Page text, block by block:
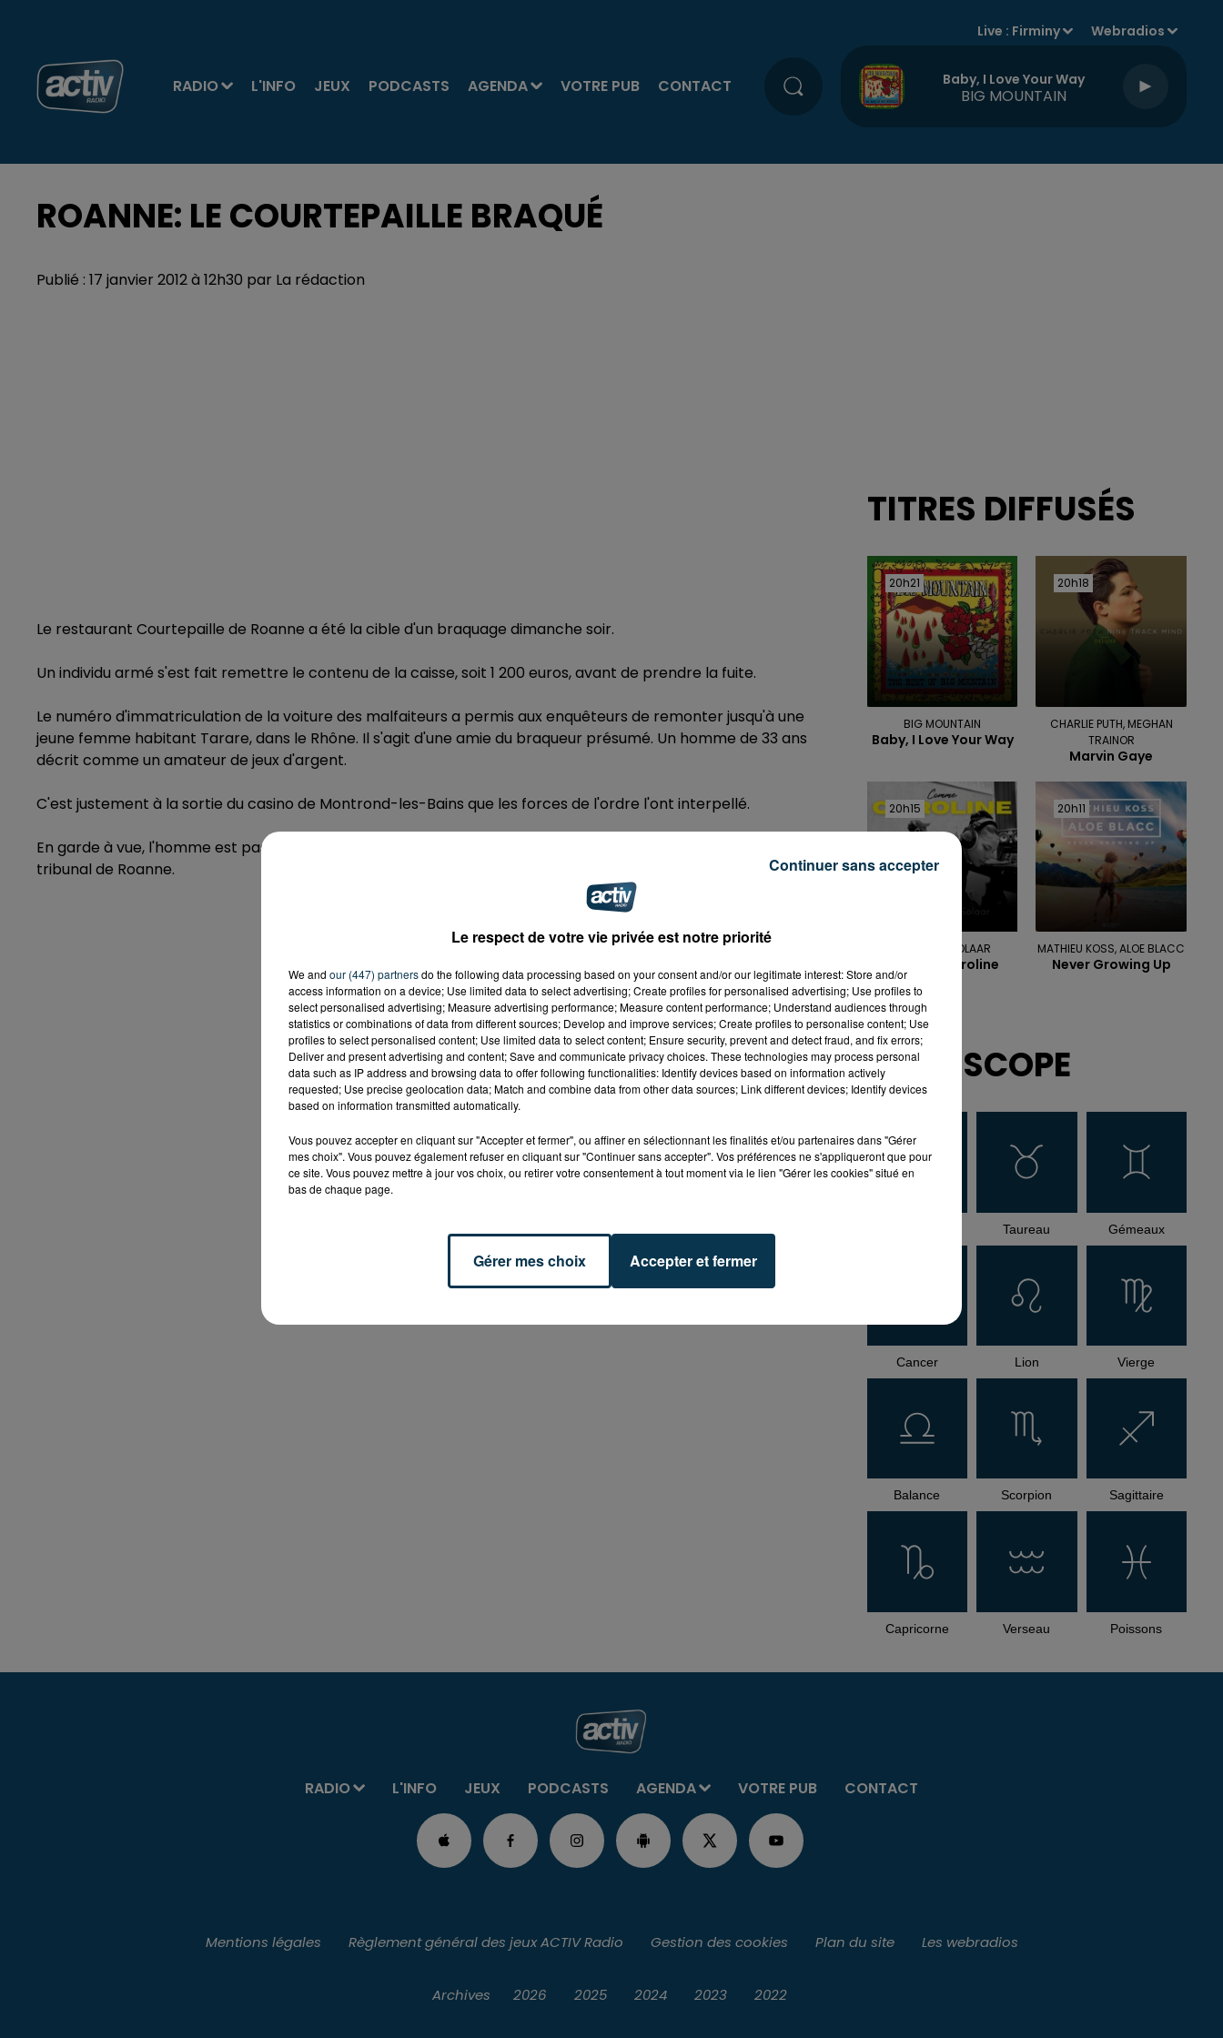
RADIO L'INFO JEUX PODCASTS AGENDA VOTRE PUB CONTACT
Live : Firminy Webradios
Baby, I Love Your Way
BIG MOUNTAIN
ROANNE: LE COURTEPAILLE BRAQUÉ
Publié : 17 janvier 2012 à 12h30 par La rédaction
Le restaurant Courtepaille de Roanne a été la cible d'un braquage dimanche soir.
Un individu armé s'est fait remettre le contenu de la caisse, soit 1 200 euros, avant de prendre la fuite.
Le numéro d'immatriculation de la voiture des malfaiteurs a permis aux enquêteurs de remonter jusqu'à une
jeune femme habitant Tarare, dans le Rhône. Il s'agit d'une amie du braqueur présumé. Un homme de 33 ans
décrit comme un amateur de jeux d'argent.
C'est justement à la sortie du casino de Montrond-les-Bains que les forces de l'ordre l'ont interpellé.
En garde à vue, l'homme est passé aux aveux et sera jugé cet après-midi en comparution immédiate au
tribunal de Roanne.
TITRES DIFFUSÉS
20h21
20h21
BIG MOUNTAIN
Baby, I Love Your Way
20h18
20h18
CHARLIE PUTH, MEGHAN
TRAINOR
Marvin Gaye
20h15
20h15
ZAHO, MC SOLAAR
Comme Caroline
20h11
20h11
MATHIEU KOSS, ALOE BLACC
Never Growing Up
HOROSCOPE
Taureau Gémeaux
Cancer Lion Vierge
Balance Scorpion Sagittaire
Capricorne Verseau Poissons
RADIO L'INFO JEUX PODCASTS AGENDA VOTRE PUB CONTACT
Mentions légales Règlement général des jeux ACTIV Radio Gestion des cookies Plan du site Les webradios
Archives 2026 2025 2024 2023 2022
Le respect de votre vie privée est notre priorité
We and our (447) partnersdo the following data processing based on your consent and/or our legitimate interest: Store and/or
access information on a device; Use limited data to select advertising; Create profiles for personalised advertising; Use profiles to
select personalised advertising; Measure advertising performance; Measure content performance; Understand audiences through
statistics or combinations of data from different sources; Develop and improve services; Create profiles to personalise content; Use
profiles to select personalised content; Use limited data to select content; Ensure security, prevent and detect fraud, and fix errors;
Deliver and present advertising and content; Save and communicate privacy choices. These technologies may process personal
data such as IP address and browsing data to offer following functionalities: Identify devices based on information actively
requested; Use precise geolocation data; Match and combine data from other data sources; Link different devices; Identify devices
based on information transmitted automatically.
Vous pouvez accepter en cliquant sur "Accepter et fermer", ou affiner en sélectionnant les finalités et/ou partenaires dans "Gérer
mes choix". Vous pouvez également refuser en cliquant sur "Continuer sans accepter". Vos préférences ne s'appliqueront que pour
ce site. Vous pouvez mettre à jour vos choix, ou retirer votre consentement à tout moment via le lien "Gérer les cookies" situé en
bas de chaque page.
Gérer mes choix Accepter et fermer
Continuer sans accepter